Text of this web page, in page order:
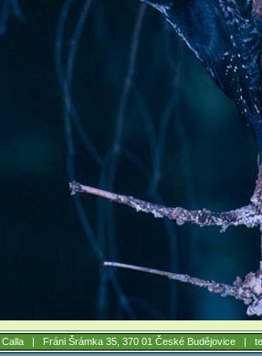
Calla | Fráni Šrámka 35, 370 01 České Budějovice |